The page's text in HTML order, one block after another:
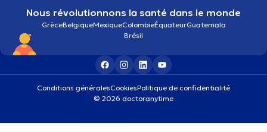
Nous révolutionnons la santé dans le monde
GrèceBelgiqueMexiqueColombieÉquateurGuatemala
Brésil
Conditions généralesCookiesPolitique de confidentialité
© 2026 doctoranytime